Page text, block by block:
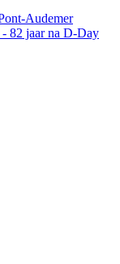
Audemer
82 jaar na D-Day